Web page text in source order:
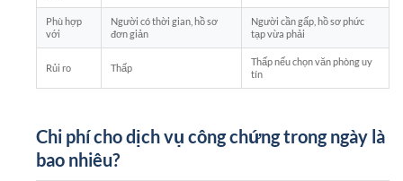
Phù hợp
với
Người có thời gian, hồ sơ
đơn giản
Người cần gấp, hồ sơ phức
tạp vừa phải
Rủi ro Thấp
Thấp nếu chọn văn phòng uy
tín
Chi phí cho dịch vụ công chứng trong ngày là
bao nhiêu?